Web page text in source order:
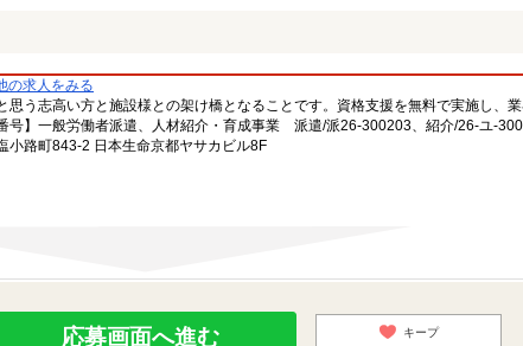
の求人をみる
思う志高い方と施設様との架け橋となることです。資格支援を無料で実施し、
号】一般労働者派遣、人材紹介・育成事業 派遣/派26-300203、紹介/26-ユ-
小路町843-2 日本生命京都ヤサカビル8F
応募画面へ進む キープ